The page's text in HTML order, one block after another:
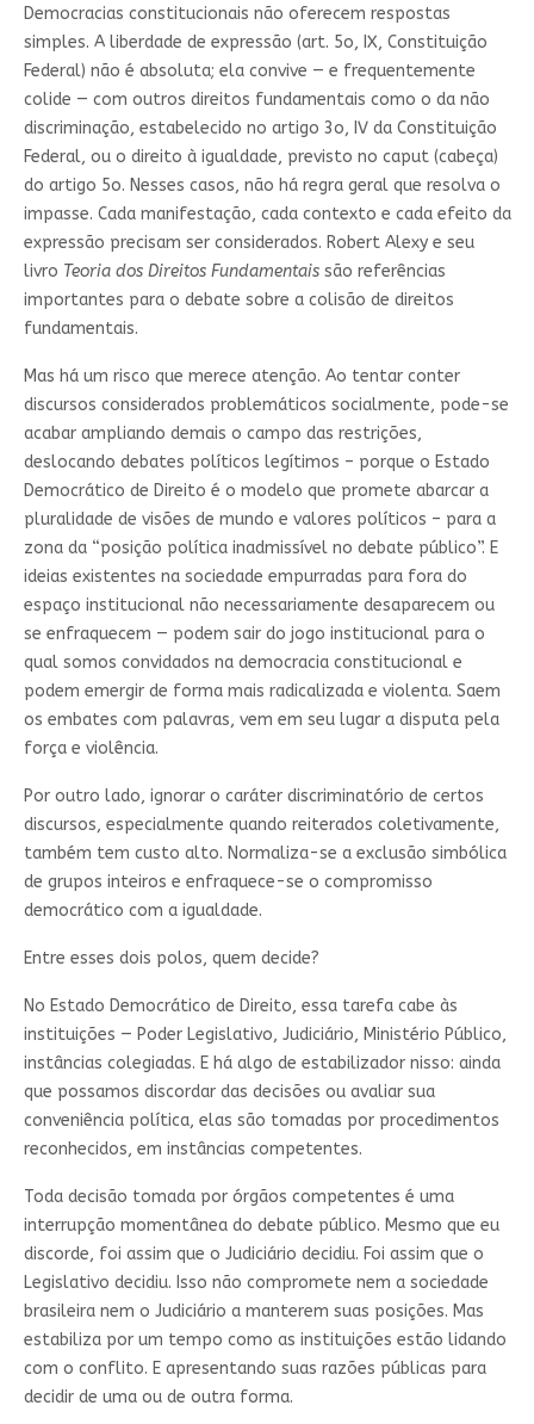
Democracias constitucionais não oferecem respostas
simples. A liberdade de expressão (art. 5o, IX, Constituição
Federal) não é absoluta; ela convive — e frequentemente
colide — com outros direitos fundamentais como o da não
discriminação, estabelecido no artigo 3o, IV da Constituição
Federal, ou o direito à igualdade, previsto no caput (cabeça)
do artigo 5o. Nesses casos, não há regra geral que resolva o
impasse. Cada manifestação, cada contexto e cada efeito da
expressão precisam ser considerados. Robert Alexy e seu
livro Teoria dos Direitos Fundamentaissão referências
importantes para o debate sobre a colisão de direitos
fundamentais.
Mas há um risco que merece atenção. Ao tentar conter
discursos considerados problemáticos socialmente, pode-se
acabar ampliando demais o campo das restrições,
deslocando debates políticos legítimos – porque o Estado
Democrático de Direito é o modelo que promete abarcar a
pluralidade de visões de mundo e valores políticos – para a
zona da “posição política inadmissível no debate público”. E
ideias existentes na sociedade empurradas para fora do
espaço institucional não necessariamente desaparecem ou
se enfraquecem — podem sair do jogo institucional para o
qual somos convidados na democracia constitucional e
podem emergir de forma mais radicalizada e violenta. Saem
os embates com palavras, vem em seu lugar a disputa pela
força e violência.
Por outro lado, ignorar o caráter discriminatório de certos
discursos, especialmente quando reiterados coletivamente,
também tem custo alto. Normaliza-se a exclusão simbólica
de grupos inteiros e enfraquece-se o compromisso
democrático com a igualdade.
Entre esses dois polos, quem decide?
No Estado Democrático de Direito, essa tarefa cabe às
instituições — Poder Legislativo, Judiciário, Ministério Público,
instâncias colegiadas. E há algo de estabilizador nisso: ainda
que possamos discordar das decisões ou avaliar sua
conveniência política, elas são tomadas por procedimentos
reconhecidos, em instâncias competentes.
Toda decisão tomada por órgãos competentes é uma
interrupção momentânea do debate público. Mesmo que eu
discorde, foi assim que o Judiciário decidiu. Foi assim que o
Legislativo decidiu. Isso não compromete nem a sociedade
brasileira nem o Judiciário a manterem suas posições. Mas
estabiliza por um tempo como as instituições estão lidando
com o conflito. E apresentando suas razões públicas para
decidir de uma ou de outra forma.